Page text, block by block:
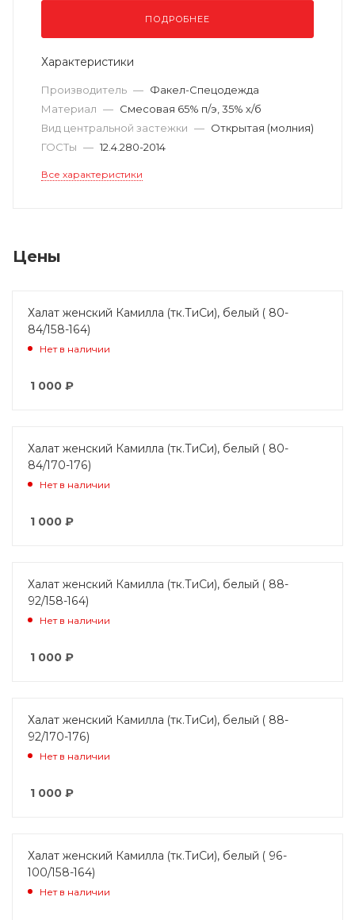
ПОДРОБНЕЕ
Характеристики
Производитель — Факел-Спецодежда
Материал — Смесовая 65% п/э, 35% х/б
Вид центральной застежки — Открытая (молния)
ГОСТы — 12.4.280-2014
Все характеристики
Цены
Халат женский Камилла (тк.ТиСи), белый ( 80-
84/158-164)
Нет в наличии
1 000 ₽
Халат женский Камилла (тк.ТиСи), белый ( 80-
84/170-176)
Нет в наличии
1 000 ₽
Халат женский Камилла (тк.ТиСи), белый ( 88-
92/158-164)
Нет в наличии
1 000 ₽
Халат женский Камилла (тк.ТиСи), белый ( 88-
92/170-176)
Нет в наличии
1 000 ₽
Халат женский Камилла (тк.ТиСи), белый ( 96-
100/158-164)
Нет в наличии